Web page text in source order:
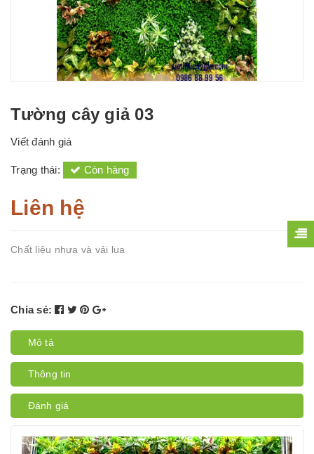
Tường cây giả 03
Viết đánh giá
Trạng thái: Còn hàng
Liên hệ
Chất liệu nhưa và vải lụa
Chia sẻ:
Mô tả
Thông tin
Đánh giá